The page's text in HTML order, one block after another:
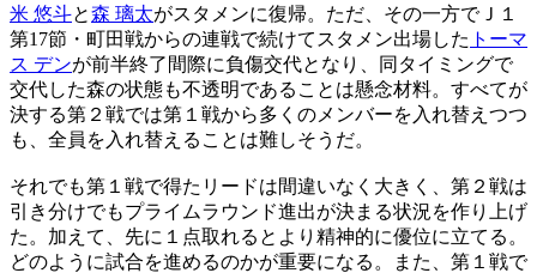
米 悠斗と森 璃太がスタメンに復帰。ただ、その一方でＪ１
第17節・町田戦からの連戦で続けてスタメン出場した トーマ
ス デンが前半終了間際に負傷交代となり、同タイミングで
交代した森の状態も不透明であることは懸念材料。すべてが
決する第２戦では第１戦から多くのメンバーを入れ替えつつ
も、全員を入れ替えることは難しそうだ。
それでも第１戦で得たリードは間違いなく大きく、第２戦は
引き分けでもプライムラウンド進出が決まる状況を作り上げ
た。加えて、先に１点取れるとより精神的に優位に立てる。
どのように試合を進めるのかが重要になる。また、第１戦で